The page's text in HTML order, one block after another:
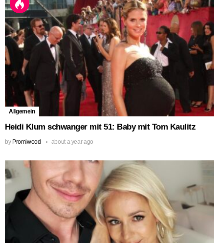
Allgemein
Heidi Klum schwanger mit 51: Baby mit Tom Kaulitz
by Promiwood about a year ago